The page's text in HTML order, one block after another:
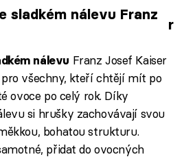
sladkém nálevu Franz
r
nálevu Franz Josef Kaiser
všechny, kteří chtějí mít po
ovoce po celý rok. Díky
si hrušky zachovávají svou
bohatou strukturu.
přidat do ovocných